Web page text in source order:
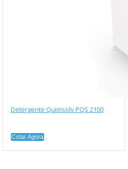
Detergente Quimsolv PQS 2100
Cotar Agora